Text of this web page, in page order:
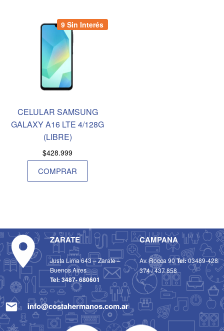
9 Sin Interés
CELULAR SAMSUNG
GALAXY A16 LTE 4/128G
(LIBRE)
$428.999
COMPRAR
ZARATE
Justa Lima 643 – Zarate –
Buenos Aires
Tel: 3487- 680601
CAMPANA
Av. Rocca 90Tel:03489-428
374/437 858
info@costahermanos.com.ar